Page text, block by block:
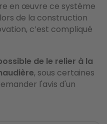
en œuvre ce système
lors de la construction
c’est compliqué
de le relier à la
, sous certaines
l'avis d'un